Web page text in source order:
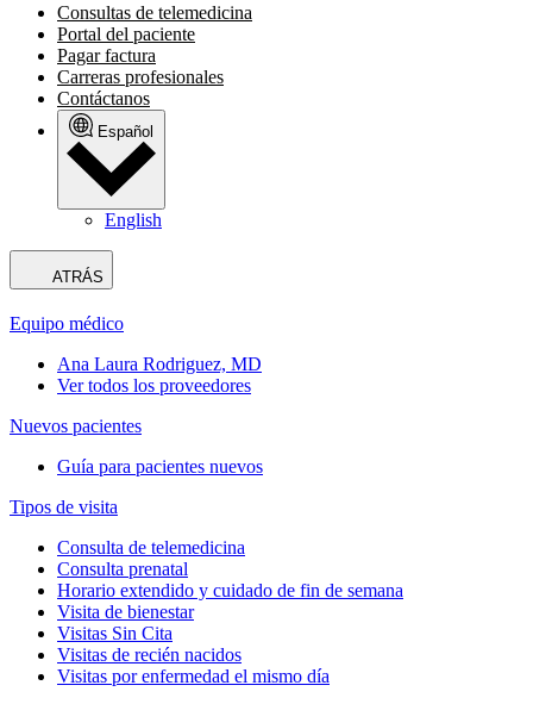
Consultas de telemedicina
Portal del paciente
Pagar factura
Carreras profesionales
Contáctanos
Español
English
ATRÁS
Equipo médico
Ana Laura Rodriguez, MD
Ver todos los proveedores
Nuevos pacientes
Guía para pacientes nuevos
Tipos de visita
Consulta de telemedicina
Consulta prenatal
Horario extendido y cuidado de fin de semana
Visita de bienestar
Visitas Sin Cita
Visitas de recién nacidos
Visitas por enfermedad el mismo día